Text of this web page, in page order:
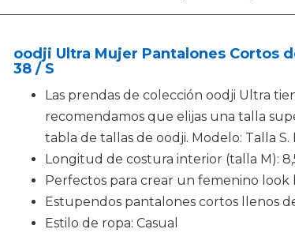
oodji Ultra Mujer Pantalones Cortos
38 / S
Las prendas de colección oodji Ultra
recomendamos que elijas una talla
tabla de tallas de oodji. Modelo: Talla
Longitud de costura interior (talla M):
Perfectos para crear un femenino look
Estupendos pantalones cortos llenos
Estilo de ropa: Casual